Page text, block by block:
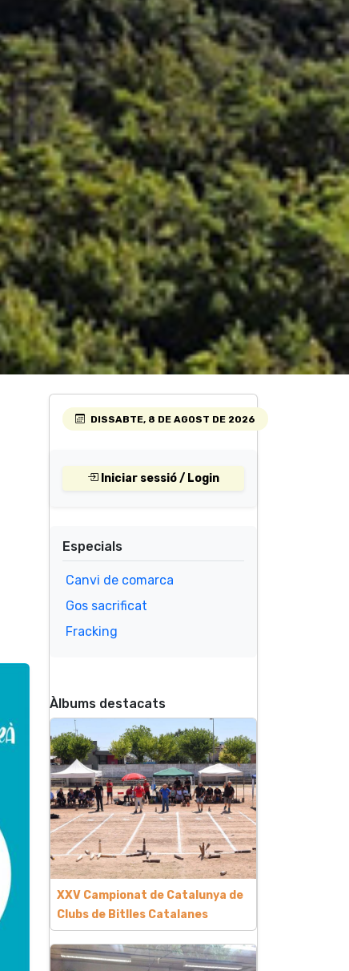
DISSABTE, 8 DE AGOST DE 2026
Iniciar sessió / Login
Especials
Canvi de comarca
Gos sacrificat
Fracking
Àlbums destacats
XXV Campionat de Catalunya de
Clubs de Bitlles Catalanes